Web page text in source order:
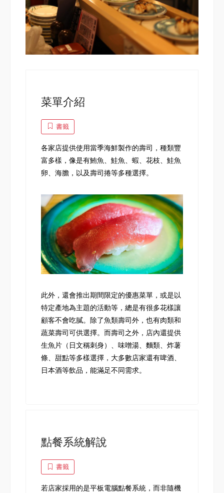
菜單介紹
書籤
各家店提供使用當季海鮮製作的壽司，種類豐
富多樣，像是有鮪魚、鮭魚、蝦、花枝、鮭魚
卵、海膽，以及壽司捲等多種選擇。
此外，還會推出期間限定的優惠菜單，或是以
特定產地為主題的活動等，總是有很多花樣讓
顧客不會吃膩。除了魚類壽司外，也有肉類和
蔬菜壽司可供選擇。而壽司之外，店內還提供
生魚片（日文稱刺身）、味噌湯、麵類、炸薯
條、甜點等多樣選擇，大多數店家還有啤酒、
日本酒等飲品，能滿足不同需求。
點餐系統解說
書籤
若店家採用的是平板電腦點餐系統，而非隨機